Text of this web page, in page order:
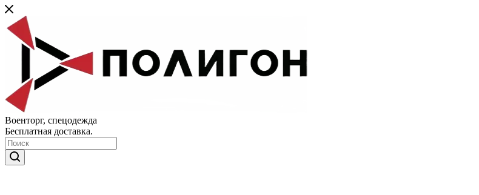
Военторг, спецодежда
Бесплатная доставка.